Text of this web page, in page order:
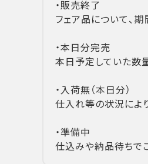
・販売終了
フェア品について、
・本日分完売
本日予定していた数
・入荷無（本日分）
仕入れ等の状況によ
・準備中
仕込みや納品待ちで